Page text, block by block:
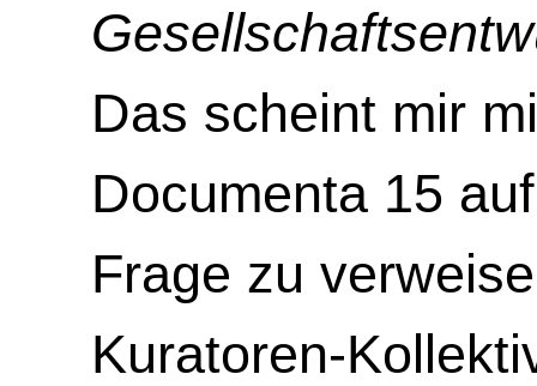
Das scheint mir
Documenta 15
Frage zu
Kuratoren-